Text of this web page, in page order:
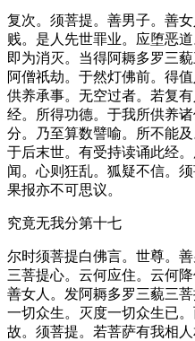
复次。须菩提。善男子。善
贱。是人先世罪业。应堕恶
即为消灭。当得阿耨多罗三
阿僧祇劫。于然灯佛前。得
供养承事。无空过者。若复
经。所得功德。于我所供养
分。乃至算数譬喻。所不能
于后末世。有受持读诵此经
闻。心则狂乱。狐疑不信。
果报亦不可思议。
究竟无我分第十七
尔时须菩提白佛言。世尊。
三菩提心。云何应住。云何
善女人。发阿耨多罗三藐三
一切众生。灭度一切众生已
故。须菩提。若菩萨有我相